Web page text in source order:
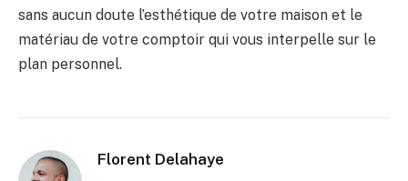
sans aucun doute l’esthétique de votre maison et le
matériau de votre comptoir qui vous interpelle sur le
plan personnel.
Florent Delahaye